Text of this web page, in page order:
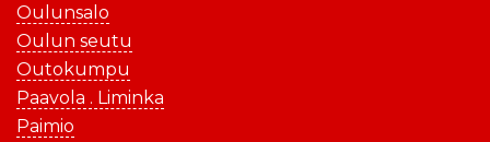
Oulunsalo
Oulun seutu
Outokumpu
Paavola . Liminka
Paimio